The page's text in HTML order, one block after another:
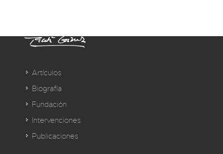
Artículos
Biografía
Fundación
Intervenciones
Publicaciones